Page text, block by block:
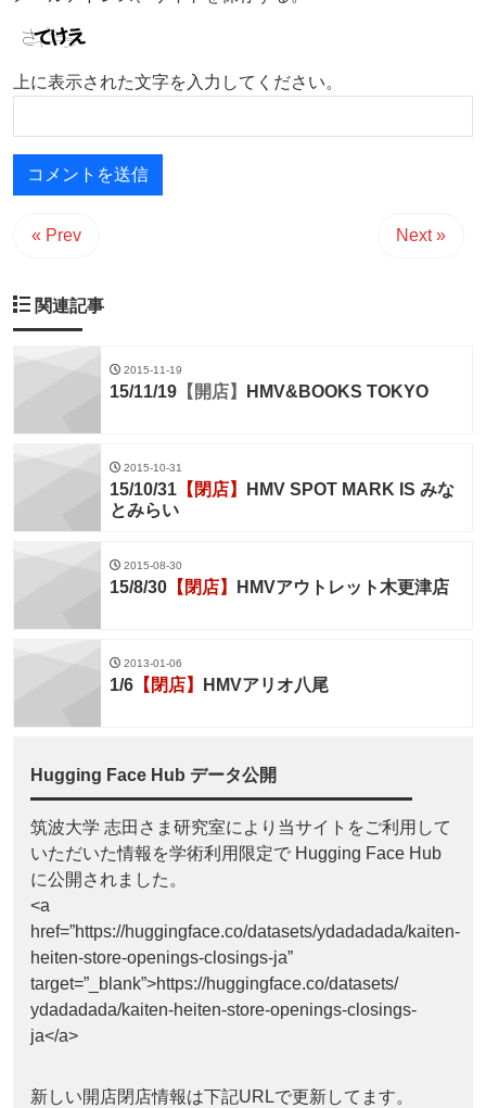
上に表示された文字を入力してください。
« Prev Next »
関連記事
2015-11-19
15/11/19 【開店】 HMV&BOOKS TOKYO
2015-10-31
15/10/31 【閉店】
HMV SPOT MARK IS みな
とみらい
2015-08-30
15/8/30 【閉店】 HMVアウトレット木更津店
2013-01-06
1/6 【閉店】 HMVアリオ八尾
Hugging Face Hub データ公開
筑波大学 志田さま研究室により当サイトをご利用して
いただいた情報を学術利用限定で Hugging Face Hub
に公開されました。
<a
href=”https://huggingface.co/datasets/ydadadada/kaiten-
heiten-store-openings-closings-ja”
target=”_blank”>https://huggingface.co/datasets/
ydadadada/kaiten-heiten-store-openings-closings-
ja</a>
新しい開店閉店情報は下記URLで更新してます。